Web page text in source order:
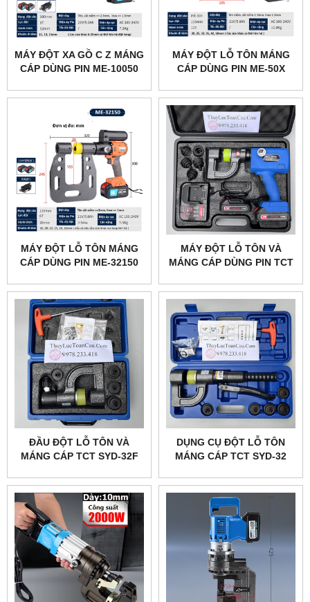
MÁY ĐỘT XA GỒ C Z MÁNG
CÁP DÙNG PIN ME-10050
MÁY ĐỘT LỖ TÔN MÁNG
CÁP DÙNG PIN ME-50X
MÁY ĐỘT LỖ TÔN MÁNG
CÁP DÙNG PIN ME-32150
MÁY ĐỘT LỖ TÔN VÀ
MÁNG CÁP DÙNG PIN TCT
ĐẦU ĐỘT LỖ TÔN VÀ
MÁNG CÁP TCT SYD-32F
DỤNG CỤ ĐỘT LỖ TÔN
MÁNG CÁP TCT SYD-32